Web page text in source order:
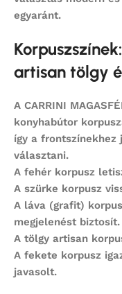
egyaránt.
artisan tölgy
A CARRINI
konyhabútor
így a
választani.
A fehér korpusz
A szürke korpusz
A láva (grafit)
megjelenést biztosít.
A tölgy artisan
A fekete korpusz
javasolt.